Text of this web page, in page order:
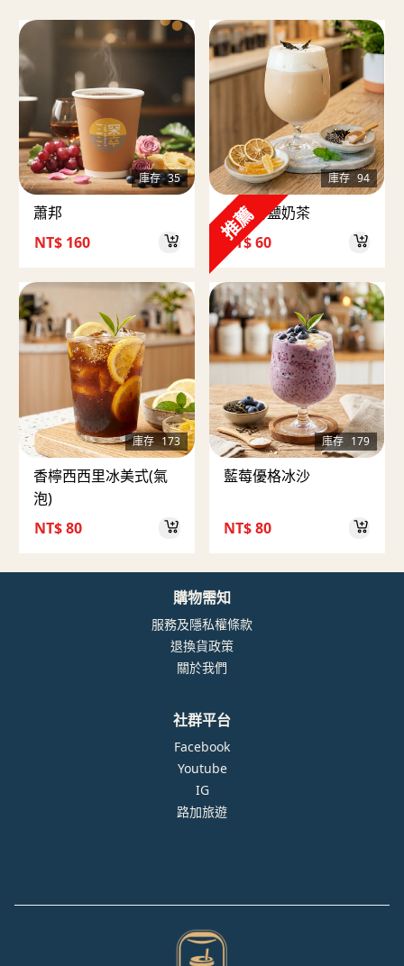
庫存 35
蕭邦
NT$160
庫存 94
推薦
伯爵海鹽奶茶
NT$60
庫存 173
香檸西西里冰美式(氣
泡)
NT$80
庫存 179
藍莓優格冰沙
NT$80
購物需知
服務及隱私權條款
退換貨政策
關於我們
社群平台
Facebook
Youtube
IG
路加旅遊